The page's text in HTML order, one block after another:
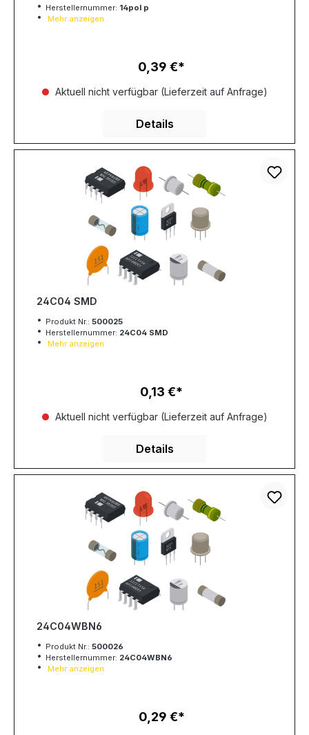
Herstellernummer: 14pol p
Mehr anzeigen
Regulärer Preis:
0,39 €
Aktuell nicht verfügbar (Lieferzeit auf Anfrage)
Details
24C04 SMD
Produkt Nr.: 500025
Herstellernummer: 24C04 SMD
Mehr anzeigen
Regulärer Preis:
0,13 €
Aktuell nicht verfügbar (Lieferzeit auf Anfrage)
Details
24C04WBN6
Produkt Nr.: 500026
Herstellernummer: 24C04WBN6
Mehr anzeigen
Regulärer Preis:
0,29 €